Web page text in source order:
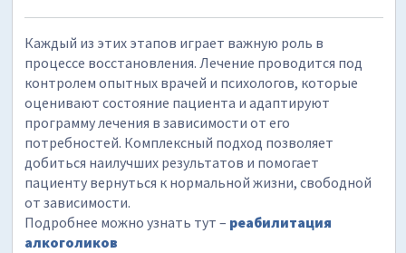
Каждый из этих этапов играет важную роль в
процессе восстановления. Лечение проводится под
контролем опытных врачей и психологов, которые
оценивают состояние пациента и адаптируют
программу лечения в зависимости от его
потребностей. Комплексный подход позволяет
добиться наилучших результатов и помогает
пациенту вернуться к нормальной жизни, свободной
от зависимости.
Подробнее можно узнать тут – реабилитация
алкоголиков